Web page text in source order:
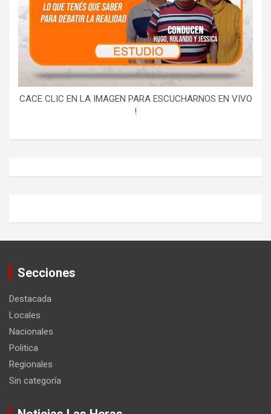
CACE CLIC EN LA IMAGEN PARA ESCUCHARNOS EN VIVO
!
Secciones
Destacada
Locales
Nacionales
Politica
Regionales
Sin categoría